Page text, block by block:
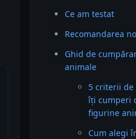
Ce am testat
Recomandarea
Ghid de
animale
5 criterii de
îți cumperi
figurine
Cum alegi